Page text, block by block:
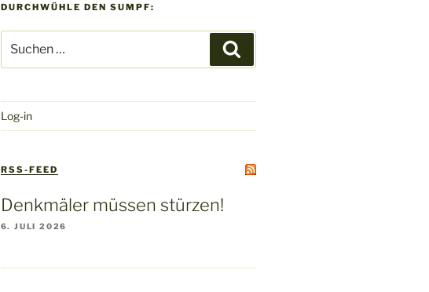
DURCHWÜHLE DEN SUMPF:
nach:
Log-in
RSS-FEED
Denkmäler müssen stürzen!
6. JULI 2026